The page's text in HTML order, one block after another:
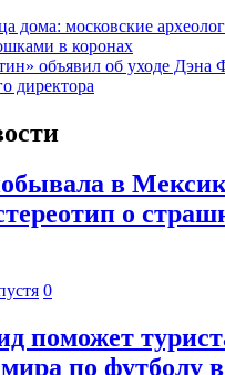
дома: московские
в коронах
объявил об уходе Дэна
директора
в
о
0
поможет
по футболу в